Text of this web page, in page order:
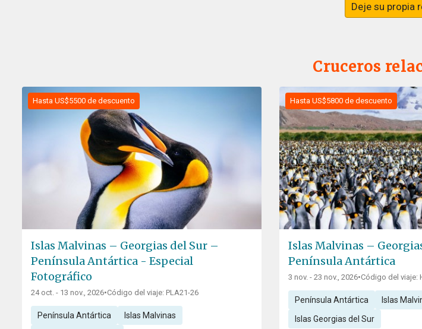
Deje su propia
Cruceros
Hasta US$5500 de descuento
Islas Malvinas – Georgias del Sur –
Península Antártica - Especial
Fotográfico
24 oct. - 13 nov., 2026•Código del viaje: PLA21-26
Península Antártica Islas Malvinas
Hasta US$5800 de descuento
Islas Malvinas –
Península Antártica
3 nov. - 23 nov., 2026•Código del viaje:
Península Antártica Islas
Islas Georgias del Sur